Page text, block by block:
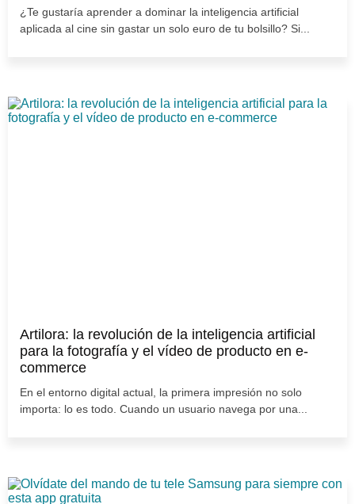
¿Te gustaría aprender a dominar la inteligencia artificial
aplicada al cine sin gastar un solo euro de tu bolsillo? Si...
Artilora: la revolución de la inteligencia artificial
para la fotografía y el vídeo de producto en e-
commerce
En el entorno digital actual, la primera impresión no solo
importa: lo es todo. Cuando un usuario navega por una...